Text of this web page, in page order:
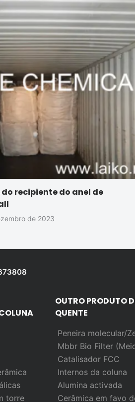
recipiente do anel de
de 2023
torre
OUTRO PRODUTO
QUENTE
Peneira molecular/
Mbbr Bio Filter
Catalisador FCC
Internos da coluna
Alumina activada
Cerâmica em favo